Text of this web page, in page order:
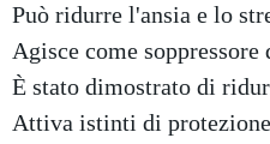
Può ridurre l'ansia e lo
Agisce come
È stato dimostrato di
Attiva istinti di protezione